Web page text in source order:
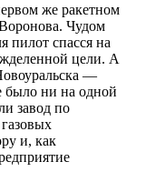
же ракетном
Чудом
пилот спасся на
цели. А
—
было ни на одной
завод по
и, как